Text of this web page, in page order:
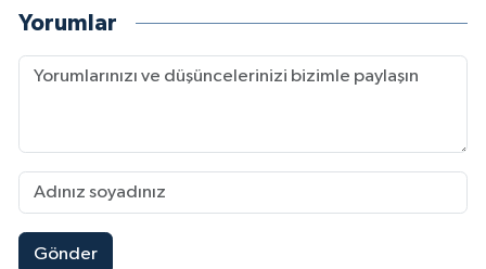
Yorumlar
Gönder